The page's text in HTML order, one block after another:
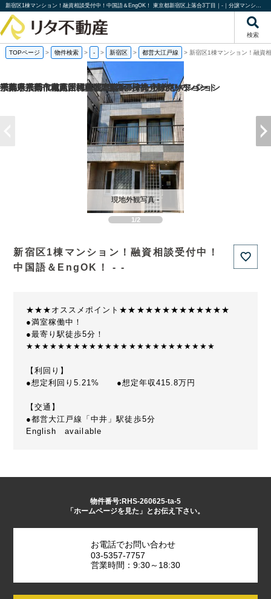
新宿区1棟マンション！融資相談受付中！中国語＆EngOK！ 東京都新宿区上落合3丁目｜-｜分譲マンション情報｜株式会社リタ不動産
検索
TOPページ > 物件検索 > - > 新宿区 > 都営大江戸線 > 新宿区1棟マンション！融資
1/2
現地外観写真 -
新宿区1棟マンション！融資相談受付中！
中国語＆EngOK！ - -
★★★オススメポイント★★★★★★★★★★★★★
●満室稼働中！
●最寄り駅徒歩5分！
★★★★★★★★★★★★★★★★★★★★★★★★
【利回り】
●想定利回り5.21% ●想定年収415.8万円
【交通】
●都営大江戸線「中井」駅徒歩5分
English available
物件番号:RHS-260625-ta-5
「ホームページを見た」とお伝え下さい。
お電話でお問い合わせ
03-5357-7757
営業時間：9:30～18:30
福岡県福岡市城南区梅林2丁目の一棟売りアパート
京都府京都市南区吉祥院観音堂南町の一棟売りマンション
千葉県八千代市八千代台北1丁目の一棟売りマンション
千葉県千葉市花見川区幕張本郷5丁目の一棟売りアパート